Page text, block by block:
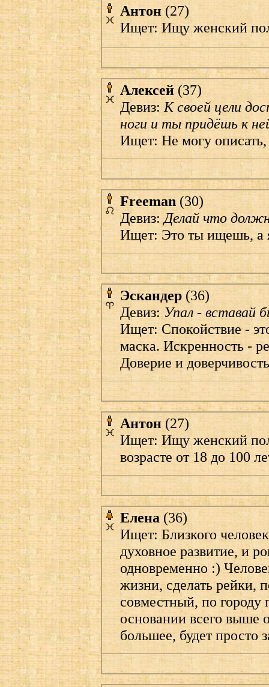
Антон (27)
Ищет: Ищу женский
Алексей (37)
Девиз:К своей цели
ноги и ты придёшь к
Ищет: Не могу описать,
Freeman (30)
Девиз:Делай что
Ищет: Это ты ищешь, а
Эскандер(36)
Девиз:Упал - вставай
Ищет: Спокойствие -
маска. Искренность -
Доверие и
Антон (27)
Ищет: Ищу женский
возрасте от 18 до 100
Елена (36)
Ищет: Близкого
духовное развитие, и
одновременно :)
жизни, сделать рейки,
совместный, по городу
основании всего выше
большее, будет просто